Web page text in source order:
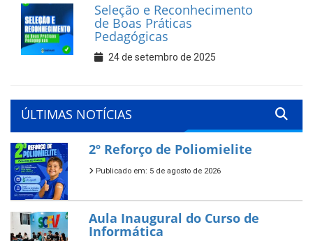
Seleção e Reconhecimento
de Boas Práticas
Pedagógicas
24 de setembro de 2025
ÚLTIMAS NOTÍCIAS
2º Reforço de Poliomielite
Publicado em: 5 de agosto de 2026
Aula Inaugural do Curso de
Informática